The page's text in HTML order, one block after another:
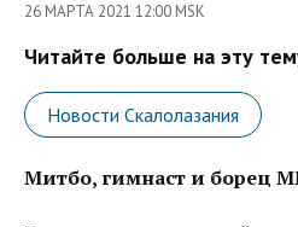
26 МАРТА 2021 12:00 MSK
Читайте больше на эту
Новости Скалолазания
Митбо, гимнаст и борец